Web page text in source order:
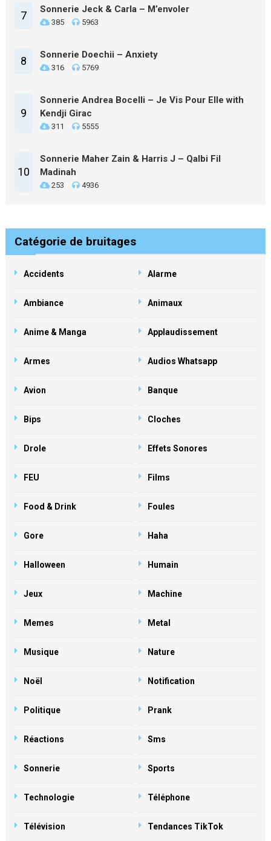
7 Sonnerie Jeck & Carla – M’envoler
385 5963
8 Sonnerie Doechii – Anxiety
316 5769
9
Sonnerie Andrea Bocelli – Je Vis Pour Elle with
Kendji Girac
311 5555
10
Sonnerie Maher Zain & Harris J – Qalbi Fil
Madinah
253 4936
Catégorie de bruitages
Accidents Alarme
Ambiance Animaux
Anime & Manga Applaudissement
Armes Audios Whatsapp
Avion Banque
Bips Cloches
Drole Effets Sonores
FEU Films
Food & Drink Foules
Gore Haha
Halloween Humain
Jeux Machine
Memes Metal
Musique Nature
Noël Notification
Politique Prank
Réactions Sms
Sonnerie Sports
Technologie Téléphone
Télévision Tendances TikTok